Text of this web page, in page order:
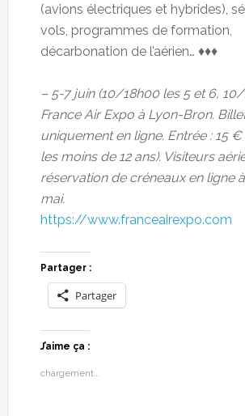
(avions électriques et hybrides),
vols, programmes de formation,
décarbonation de l’aérien… ♦♦♦
– 5-7 juin (10/18h00 les 5 et 6,
France Air Expo à Lyon-Bron.
uniquement en ligne. Entrée : 15
les moins de 12 ans). Visiteurs
réservation de créneaux en ligne
mai.
https://www.franceairexpo.com
Partager :
Partager
J’aime ça :
chargement…